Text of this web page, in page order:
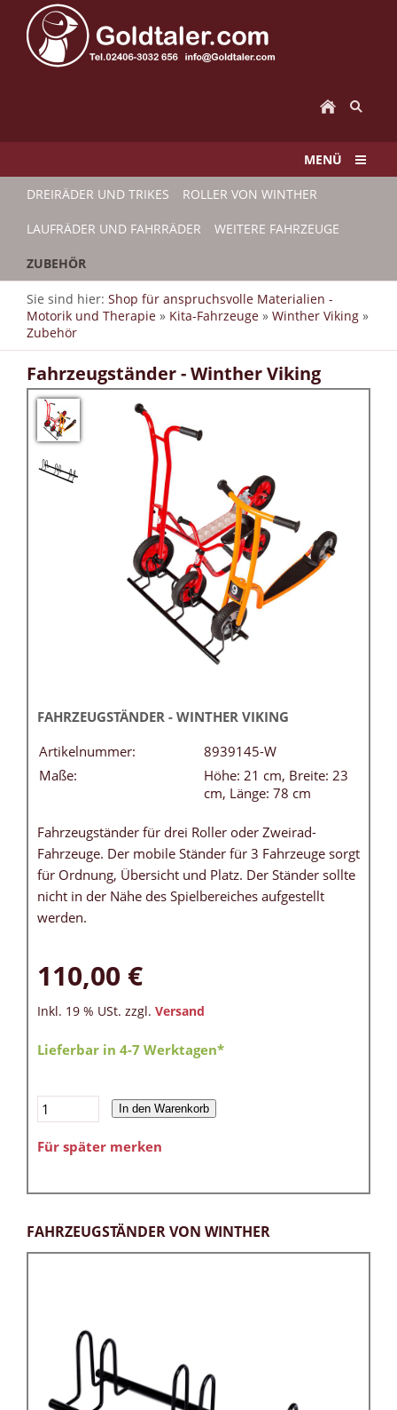
MENÜ
DREIRÄDER UND TRIKES ROLLER VON WINTHER
LAUFRÄDER UND FAHRRÄDER WEITERE FAHRZEUGE
ZUBEHÖR
Sie sind hier: Shop für anspruchsvolle Materialien -
Motorik und Therapie » Kita-Fahrzeuge » Winther Viking »
Zubehör
Fahrzeugständer - Winther Viking
FAHRZEUGSTÄNDER - WINTHER VIKING
Artikelnummer:
8939145-W
Maße:
Höhe: 21 cm, Breite: 23
cm, Länge: 78 cm
Fahrzeugständer für drei Roller oder Zweirad-
Fahrzeuge. Der mobile Ständer für 3 Fahrzeuge sorgt
für Ordnung, Übersicht und Platz. Der Ständer sollte
nicht in der Nähe des Spielbereiches aufgestellt
werden.
110,00 €
Inkl. 19 % USt. zzgl. Versand
Lieferbar in 4-7 Werktagen*
In den Warenkorb
Für später merken
FAHRZEUGSTÄNDER VON WINTHER